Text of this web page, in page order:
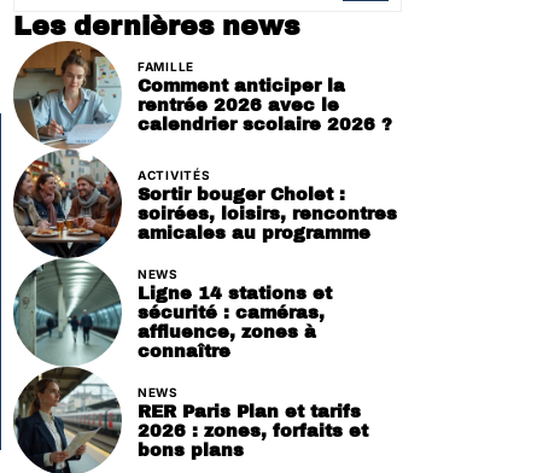
Les dernières news
FAMILLE
Comment anticiper la
rentrée 2026 avec le
calendrier scolaire 2026 ?
ACTIVITÉS
Sortir bouger Cholet :
soirées, loisirs, rencontres
amicales au programme
NEWS
Ligne 14 stations et
sécurité : caméras,
affluence, zones à
connaître
NEWS
RER Paris Plan et tarifs
2026 : zones, forfaits et
bons plans